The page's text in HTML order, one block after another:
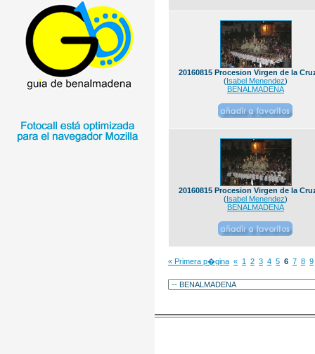
20160815 Procesion Virgen de la
(Isabel Menendez)
BENALMADENA
20160815 Procesion Virgen de la
(Isabel Menendez)
BENALMADENA
« Primera p�gina « 1 2 3 4 5 6 7 8 9